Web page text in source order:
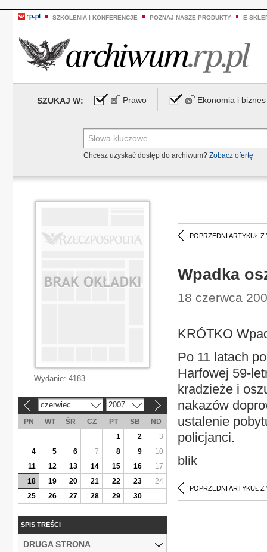
SZKOLENIA I KONFERENCJE POZNAJ NASZE PRODUKTY E-
SZUKAJ W: Prawo Ekonomia i biznes
Chcesz uzyskać dostęp do archiwum? Zobacz ofertę
POPRZEDNI ARTYKUŁ Z
Wpadka
18 czerwca
KRÓTKO
Po 11 latach
Harfowej 59-
kradzieże i
nakazów
ustalenie
policjanci.
blik
POPRZEDNI ARTYKUŁ Z
Wydanie: 4183
czerwiec 2007
PN WT ŚR CZ PT SB
ND
1
2
3
4
5 6 7 8 9
10
11
12 13 14 15 16
17
18
19 20 21 22 23
24
25
26 27 28 29 30
SPIS TREŚCI
DRUGA STRONA